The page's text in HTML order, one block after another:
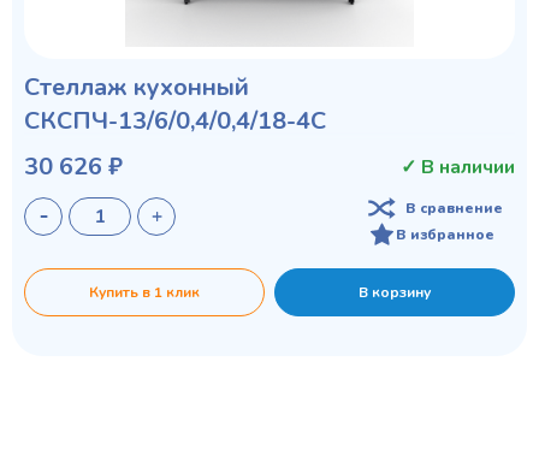
Стеллаж кухонный
СКСПЧ-13/6/0,4/0,4/18-4С
30 626 ₽
✓ В наличии
В сравнение
В избранное
Купить в 1 клик В корзину